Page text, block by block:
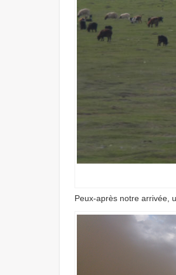
Peux-après notre arrivée,